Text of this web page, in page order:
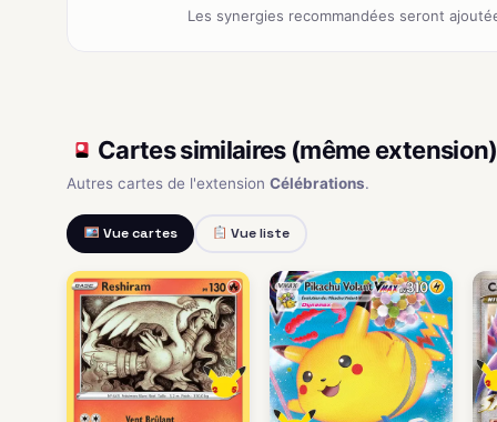
Les synergies recommandées seront
Cartes similaires (même extension)
Autres cartes de l'extension Célébrations.
Vue cartes Vue liste